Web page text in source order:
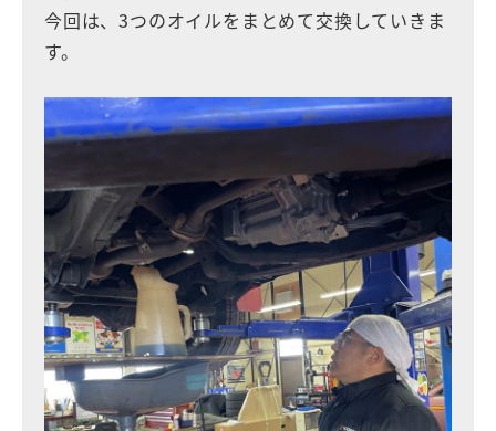
今回は、3つのオイルをまとめて交換していきま
す。